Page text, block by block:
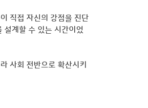
직접 자신의 강점을 진단
설계할 수 있는 시간이었
사회 전반으로 확산시키